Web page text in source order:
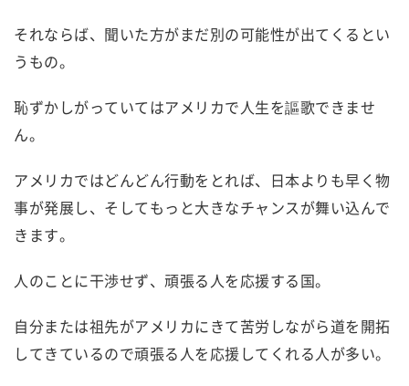
それならば、聞いた方がまだ別の可能性が出てくるとい
うもの。
恥ずかしがっていてはアメリカで人生を謳歌できませ
ん。
アメリカではどんどん行動をとれば、日本よりも早く物
事が発展し、そしてもっと大きなチャンスが舞い込んで
きます。
人のことに干渉せず、頑張る人を応援する国。
自分または祖先がアメリカにきて苦労しながら道を開拓
してきているので頑張る人を応援してくれる人が多い。